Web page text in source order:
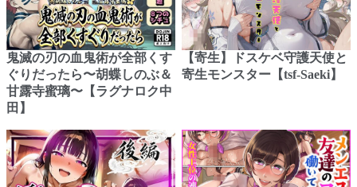
鬼滅の刃の血鬼術が全部くす
ぐりだったら〜胡蝶しのぶ＆
甘露寺蜜璃〜【ラグナロク中
田】
【寄生】ドスケベ守護天使と
寄生モンスター【tsf-Saeki】